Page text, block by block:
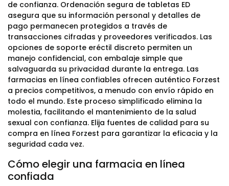
de confianza. Ordenación segura de tabletas ED
asegura que su información personal y detalles de
pago permanecen protegidos a través de
transacciones cifradas y proveedores verificados. Las
opciones de soporte eréctil discreto permiten un
manejo confidencial, con embalaje simple que
salvaguarda su privacidad durante la entrega. Las
farmacias en línea confiables ofrecen auténtico Forzest
a precios competitivos, a menudo con envío rápido en
todo el mundo. Este proceso simplificado elimina la
molestia, facilitando el mantenimiento de la salud
sexual con confianza. Elija fuentes de calidad para su
compra en línea Forzest para garantizar la eficacia y la
seguridad cada vez.
Cómo elegir una farmacia en línea
confiada